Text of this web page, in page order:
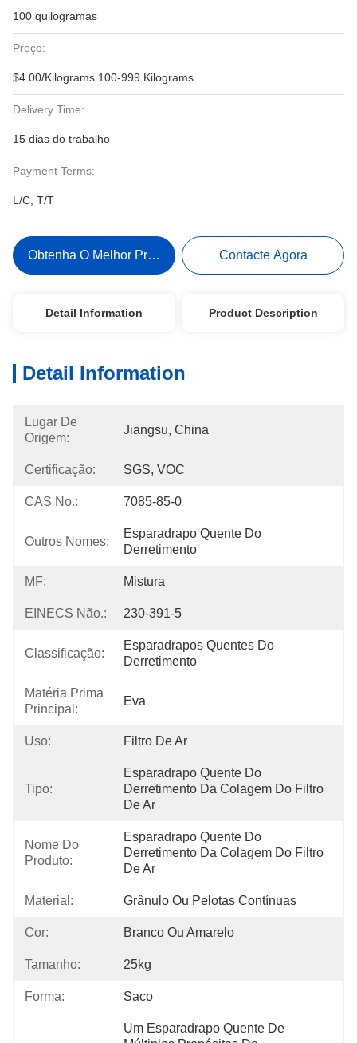
100 quilogramas
Preço:
$4.00/Kilograms 100-999 Kilograms
Delivery Time:
15 dias do trabalho
Payment Terms:
L/C, T/T
Obtenha O Melhor Preço Contacte Agora
Detail Information Product Description
Detail Information
Lugar De
Origem:
Jiangsu, China
Certificação: SGS, VOC
CAS No.: 7085-85-0
Outros Nomes:
Esparadrapo Quente Do
Derretimento
MF: Mistura
EINECS Não.: 230-391-5
Classificação:
Esparadrapos Quentes Do
Derretimento
Matéria Prima
Principal:
Eva
Uso: Filtro De Ar
Tipo:
Esparadrapo Quente Do
Derretimento Da Colagem Do Filtro
De Ar
Nome Do
Produto:
Esparadrapo Quente Do
Derretimento Da Colagem Do Filtro
De Ar
Material: Grânulo Ou Pelotas Contínuas
Cor: Branco Ou Amarelo
Tamanho: 25kg
Forma: Saco
Um Esparadrapo Quente De